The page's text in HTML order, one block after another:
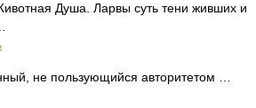
Душа. Ларвы суть тени живших и
не пользующийся авторитетом …